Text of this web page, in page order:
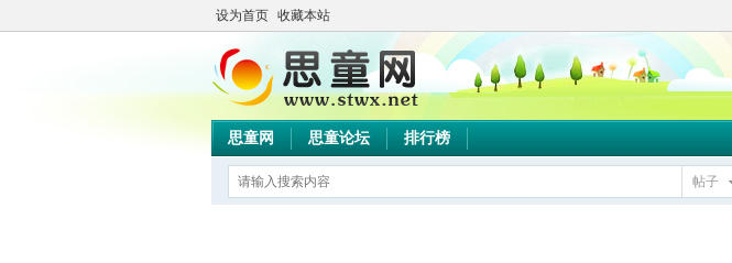
设为首页 收藏本站
思童网 思童论坛 排行榜
帖子